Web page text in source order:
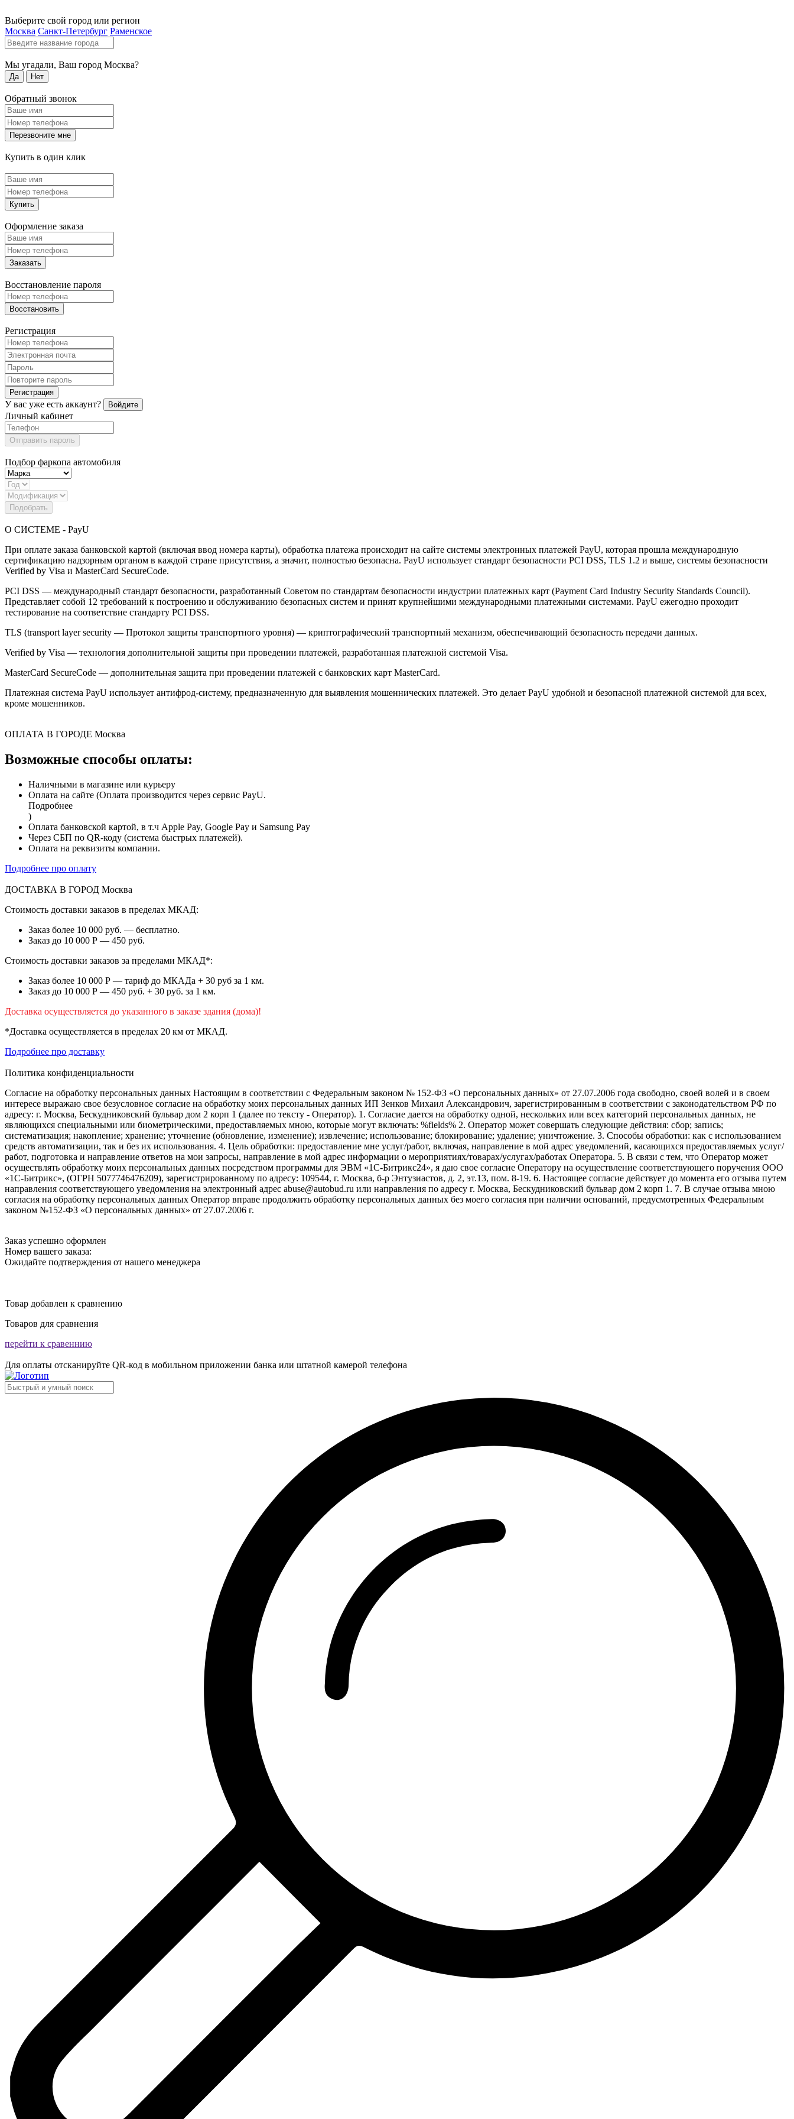
Выберите свой город или регион
Москва Санкт-Петербург Раменское
Мы угадали, Ваш город Москва?
Да Нет
Обратный звонок
Перезвоните мне
Купить в один клик
Купить
Оформление заказа
Заказать
Восстановление пароля
Восстановить
Регистрация
Регистрация
У вас уже есть аккаунт? Войдите
Личный кабинет
Отправить пароль
Подбор фаркопа автомобиля
Подобрать
О СИСТЕМЕ - PayU
При оплате заказа банковской картой (включая ввод номера карты), обработка платежа происходит на сайте системы электронных платежей PayU, которая прошла международную
сертификацию надзорным органом в каждой стране присутствия, а значит, полностью безопасна. PayU использует стандарт безопасности PCI DSS, TLS 1.2 и выше, системы безопасности
Verified by Visa и MasterCard SecureCode.
PCI DSS — международный стандарт безопасности, разработанный Советом по стандартам безопасности индустрии платежных карт (Payment Card Industry Security Standards Council).
Представляет собой 12 требований к построению и обслуживанию безопасных систем и принят крупнейшими международными платежными системами. PayU ежегодно проходит
тестирование на соответствие стандарту PCI DSS.
TLS (transport layer security — Протокол защиты транспортного уровня) — криптографический транспортный механизм, обеспечивающий безопасность передачи данных.
Verified by Visa — технология дополнительной защиты при проведении платежей, разработанная платежной системой Visa.
MasterCard SecureCode — дополнительная защита при проведении платежей с банковских карт MasterCard.
Платежная система PayU использует антифрод-систему, предназначенную для выявления мошеннических платежей. Это делает PayU удобной и безопасной платежной системой для всех,
кроме мошенников.
ОПЛАТА В ГОРОДЕ Москва
Возможные способы оплаты:
Наличными в магазине или курьеру
Оплата на сайте (Оплата производится через сервис PayU.
Подробнее
)
Оплата банковской картой, в т.ч Apple Pay, Google Pay и Samsung Pay
Через СБП по QR-коду (система быстрых платежей).
Оплата на реквизиты компании.
Подробнее про оплату
ДОСТАВКА В ГОРОД Москва
Стоимость доставки заказов в пределах МКАД:
Заказ более 10 000 руб. — бесплатно.
Заказ до 10 000 Р — 450 руб.
Стоимость доставки заказов за пределами МКАД*:
Заказ более 10 000 Р — тариф до МКАДа + 30 руб за 1 км.
Заказ до 10 000 Р — 450 руб. + 30 руб. за 1 км.
Доставка осуществляется до указанного в заказе здания (дома)!
*Доставка осуществляется в пределах 20 км от МКАД.
Подробнее про доставку
Политика конфиденциальности
Согласие на обработку персональных данных Настоящим в соответствии с Федеральным законом № 152-ФЗ «О персональных данных» от 27.07.2006 года свободно, своей волей и в своем
интересе выражаю свое безусловное согласие на обработку моих персональных данных ИП Зенков Михаил Александрович, зарегистрированным в соответствии с законодательством РФ по
адресу: г. Москва, Бескудниковский бульвар дом 2 корп 1 (далее по тексту - Оператор). 1. Согласие дается на обработку одной, нескольких или всех категорий персональных данных, не
являющихся специальными или биометрическими, предоставляемых мною, которые могут включать: %fields% 2. Оператор может совершать следующие действия: сбор; запись;
систематизация; накопление; хранение; уточнение (обновление, изменение); извлечение; использование; блокирование; удаление; уничтожение. 3. Способы обработки: как с использованием
средств автоматизации, так и без их использования. 4. Цель обработки: предоставление мне услуг/работ, включая, направление в мой адрес уведомлений, касающихся предоставляемых услуг/
работ, подготовка и направление ответов на мои запросы, направление в мой адрес информации о мероприятиях/товарах/услугах/работах Оператора. 5. В связи с тем, что Оператор может
осуществлять обработку моих персональных данных посредством программы для ЭВМ «1С-Битрикс24», я даю свое согласие Оператору на осуществление соответствующего поручения ООО
«1С-Битрикс», (ОГРН 5077746476209), зарегистрированному по адресу: 109544, г. Москва, б-р Энтузиастов, д. 2, эт.13, пом. 8-19. 6. Настоящее согласие действует до момента его отзыва путем
направления соответствующего уведомления на электронный адрес abuse@autobud.ru или направления по адресу г. Москва, Бескудниковский бульвар дом 2 корп 1. 7. В случае отзыва мною
согласия на обработку персональных данных Оператор вправе продолжить обработку персональных данных без моего согласия при наличии оснований, предусмотренных Федеральным
законом №152-ФЗ «О персональных данных» от 27.07.2006 г.
Заказ успешно оформлен
Номер вашего заказа:
Ожидайте подтверждения от нашего менеджера
Товар добавлен к сравнению
Товаров для сравнения
перейти к сравеннию
Для оплаты отсканируйте QR-код в мобильном приложении банка или штатной камерой телефона